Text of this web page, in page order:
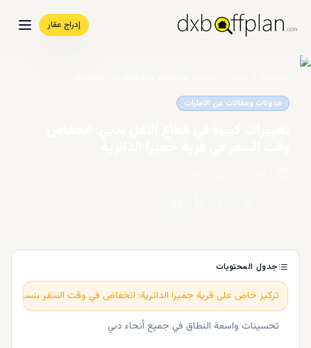
إدراج عقار
مدونات ومقالات عن الامارات
جدول المحتويات
تركيز خاص على قرية جميرا الدائرية: انخفاض في وقت السفر بنسبة 70%
تحسينات واسعة النطاق في جميع أنحاء دبي